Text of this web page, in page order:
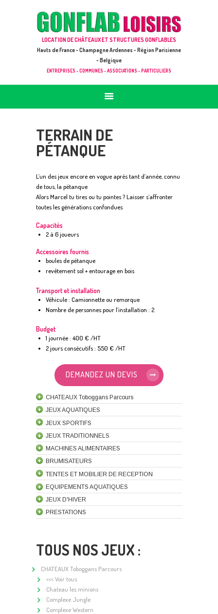
LOCATION DE CHÂTEAUX ET STRUCTURES GONFLABLES
Hauts de France - Champagne Ardennes - Région Parisienne
- Belgique
ENTREPRISES - COMMUNES - ASSOCIATIONS - PARTICULIERS
GONFLAB LOISIRS
ACCUEIL
JEUX À LOUER & PRESTATIONS
CATALOGUE / TARIF
DEMANDE DE DEVIS (SOUS 24H)
TERRAIN DE
PÉTANQUE
L’un des jeux encore en vogue après tant d’année, connu
de tous, la pétanque
Alors Marcel tu tires ou tu pointes ? Laisser s’affronter
toutes les générations confondues
Capacités
2 à 6 joueurs
Accessoires fournis
boules de pétanque
revêtement sol + entourage en bois
Transport et installation
Véhicule : Camionnette ou remorque
Nombre de personnes pour l’installation : 2
Budget
1 journée : 400 € /HT
2 jours consécutifs : 550 € /HT
DEMANDEZ UN DEVIS
CHATEAUX Toboggans Parcours
JEUX AQUATIQUES
JEUX SPORTIFS
JEUX TRADITIONNELS
MACHINES ALIMENTAIRES
BRUMISATEURS
TENTES ET MOBILIER DE RECEPTION
EQUIPEMENTS AQUATIQUES
JEUX D'HIVER
PRESTATIONS
TOUS NOS JEUX :
CHATEAUX Toboggans Parcours
<<< Voir tous
Chateau les minions
Complexe Jungle
Complexe Western